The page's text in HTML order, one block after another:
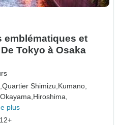
emblématiques et
Tokyo à Osaka
Quartier Shimizu,Kumano,
Okayama,Hiroshima,
plus